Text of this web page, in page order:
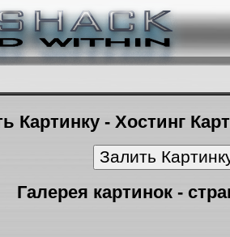
Картинку - Хостинг
Галерея картинок -